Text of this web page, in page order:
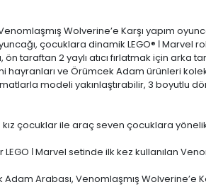
Wolverine’e Karşı yapım
çocuklara dinamik LEGO® ǀ Marvel
taraftan 2 yaylı atıcı fırlatmak için
ve Örümcek Adam ürünleri
modeli yakınlaştırabilir, 3 boyutlu
kız çocuklar ile araç seven çocuklara
LEGO ǀ Marvel setinde ilk kez kullanılan
Adam Arabası, Venomlaşmış